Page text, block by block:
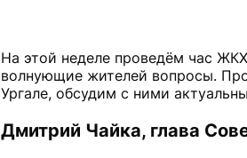
На этой неделе проведём час
волнующие жителей вопросы.
Ургале, обсудим с ними
Дмитрий Чайка, глава